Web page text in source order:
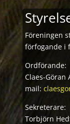
Föreningen
förfogande i
Ordförande:
Claes-Göran
mail:
Sekreterare:
Torbjörn